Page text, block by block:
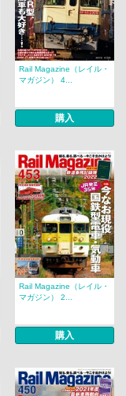
Rail Magazine（レイル・
マガジン） 4...
購入
Rail Magazine（レイル・
マガジン） 2...
購入